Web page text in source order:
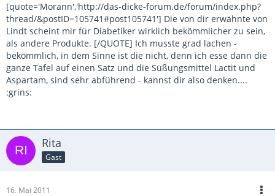
[quote='Morann','http://das-dicke-forum.de/forum/index.php?
thread/&postID=105741#post105741'] Die von dir erwähnte von
Lindt scheint mir für Diabetiker wirklich bekömmlicher zu sein,
als andere Produkte. [/QUOTE] Ich musste grad lachen -
bekömmlich, in dem Sinne ist die nicht, denn ich esse dann die
ganze Tafel auf einen Satz und die Süßungsmittel Lactit und
Aspartam, sind sehr abführend - kannst dir also denken....
:grins:
Rita
Gast
16. Mai 2011